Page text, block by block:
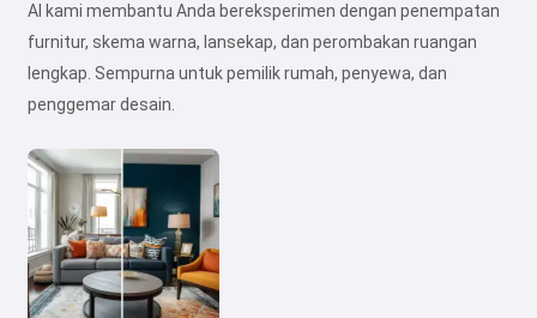
AI kami membantu Anda bereksperimen dengan penempatan
furnitur, skema warna, lansekap, dan perombakan ruangan
lengkap. Sempurna untuk pemilik rumah, penyewa, dan
penggemar desain.